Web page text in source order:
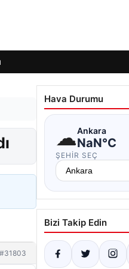
#31803
Hava Durumu
☁Ankara
NaN°C
ŞEHIR SEÇ
Bizi Takip Edin